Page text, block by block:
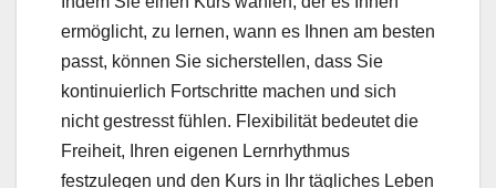
ermöglicht, zu lernen, wann es Ihnen am besten
passt, können Sie sicherstellen, dass Sie
kontinuierlich Fortschritte machen und sich
nicht gestresst fühlen. Flexibilität bedeutet die
Freiheit, Ihren eigenen Lernrhythmus
festzulegen und den Kurs in Ihr tägliches Leben